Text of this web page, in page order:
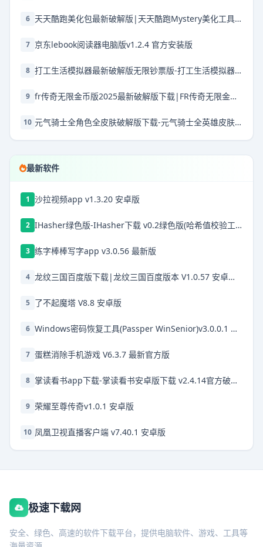
6 天天酷跑美化包最新破解版|天天酷跑Mystery美化工具 V666.0 免费版下载
7 京东lebook阅读器电脑版v1.2.4 官方安装版
8 打工生活模拟器最新破解版无限钞票版-打工生活模拟器破解版2025最新破解版本下载v2.0.67破解版下载无限钱免广告2025
9 fr传奇无限金币版2025最新破解版下载|FR传奇无限金币版最新破解版2025 V0.3.6 安卓版下载
10 元气骑士全角色全皮肤破解版下载-元气骑士全英雄皮肤解锁版最新破解版下载 v7.1.0安卓版
最新软件
1 沙拉视频app v1.3.20 安卓版
2 IHasher绿色版-IHasher下载 v0.2绿色版(哈希值校验工具)
3 练字棒棒写字app v3.0.56 最新版
4 龙纹三国百度版下载|龙纹三国百度版本 V1.0.57 安卓版下载
5 了不起魔塔 V8.8 安卓版
6 Windows密码恢复工具(Passper WinSenior)v3.0.0.1 官方版
7 蛋糕消除手机游戏 V6.3.7 最新官方版
8 掌读看书app下载-掌读看书安卓版下载 v2.4.14官方破解版
9 荣耀至尊传奇v1.0.1 安卓版
10 凤凰卫视直播客户端 v7.40.1 安卓版
极速下载网
安全、绿色、高速的软件下载平台，提供电脑软件、游戏、工具等